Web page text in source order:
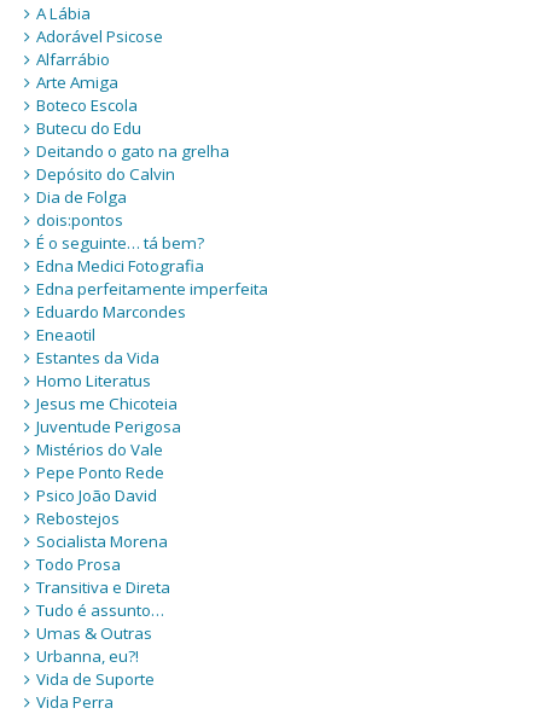
A Lábia
Adorável Psicose
Alfarrábio
Arte Amiga
Boteco Escola
Butecu do Edu
Deitando o gato na grelha
Depósito do Calvin
Dia de Folga
dois:pontos
É o seguinte… tá bem?
Edna Medici Fotografia
Edna perfeitamente imperfeita
Eduardo Marcondes
Eneaotil
Estantes da Vida
Homo Literatus
Jesus me Chicoteia
Juventude Perigosa
Mistérios do Vale
Pepe Ponto Rede
Psico João David
Rebostejos
Socialista Morena
Todo Prosa
Transitiva e Direta
Tudo é assunto…
Umas & Outras
Urbanna, eu?!
Vida de Suporte
Vida Perra